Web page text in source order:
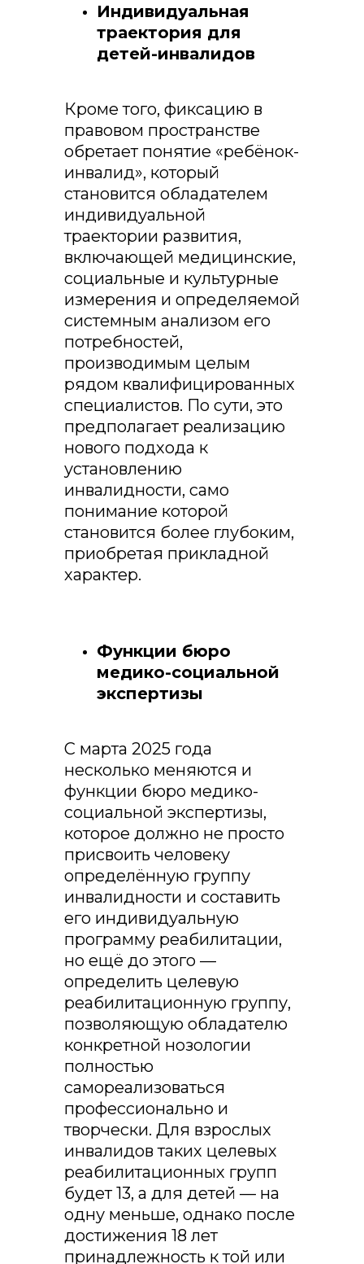
Индивидуальная
траектория для
детей-инвалидов
Кроме того, фиксацию в
правовом пространстве
обретает понятие «ребёнок-
инвалид», который
становится обладателем
индивидуальной
траектории развития,
включающей медицинские,
социальные и культурные
измерения и определяемой
системным анализом его
потребностей,
производимым целым
рядом квалифицированных
специалистов. По сути, это
предполагает реализацию
нового подхода к
установлению
инвалидности, само
понимание которой
становится более глубоким,
приобретая прикладной
характер.
Функции бюро
медико-социальной
экспертизы
С марта 2025 года
несколько меняются и
функции бюро медико-
социальной экспертизы,
которое должно не просто
присвоить человеку
определённую группу
инвалидности и составить
его индивидуальную
программу реабилитации,
но ещё до этого —
определить целевую
реабилитационную группу,
позволяющую обладателю
конкретной нозологии
полностью
самореализоваться
профессионально и
творчески. Для взрослых
инвалидов таких целевых
реабилитационных групп
будет 13, а для детей — на
одну меньше, однако после
достижения 18 лет
принадлежность к той или